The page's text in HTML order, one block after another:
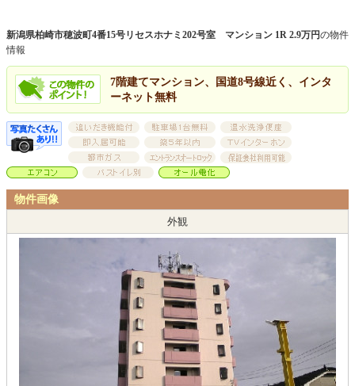
新潟県柏崎市穂波町4番15号リセスホナミ202号室 マンション 1R 2.9万円の物件
情報
7階建てマンション、国道8号線近く、インタ
ーネット無料
物件画像
外観